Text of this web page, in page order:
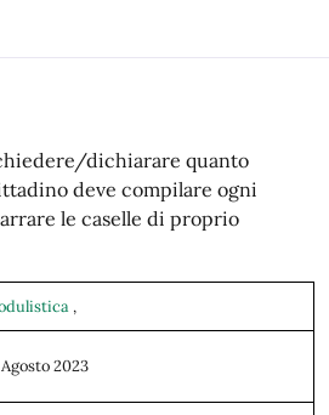
dichiarare quanto
deve compilare ogni
le caselle di proprio
,
Agosto 2023